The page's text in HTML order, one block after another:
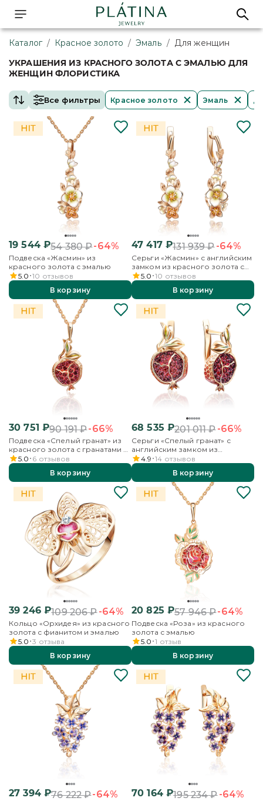
Каталог / Красное золото / Эмаль / Для женщин
УКРАШЕНИЯ ИЗ КРАСНОГО ЗОЛОТА С ЭМАЛЬЮ ДЛЯ
ЖЕНЩИН ФЛОРИСТИКА
Все фильтры Красное золото Эмаль
19 544₽54 380₽-64%
Подвеска «Жасмин» из
красного золота с эмалью
5.0 10 отзывов
В корзину
47 417₽131 939₽-64%
Серьги «Жасмин» с английским
замком из красного золота с
эмалью
5.0 10 отзывов
В корзину
30 751 ₽90 191₽-66%
Подвеска «Спелый гранат» из
красного золота с гранатами и
эмалью
5.0 6 отзывов
В корзину
68 535 ₽201 011₽-66%
Серьги «Спелый гранат» с
английским замком из
красного золота с гранатами и
эмалью
4.9 14 отзывов
В корзину
39 246₽109 206₽-64%
Кольцо «Орхидея» из красного
золота с фианитом и эмалью
5.0 3 отзыва
В корзину
20 825 ₽57 946₽-64%
Подвеска «Роза» из красного
золота с эмалью
5.0 1 отзыв
В корзину
27 394₽76 222₽-64% 70 164₽195 234₽-64%